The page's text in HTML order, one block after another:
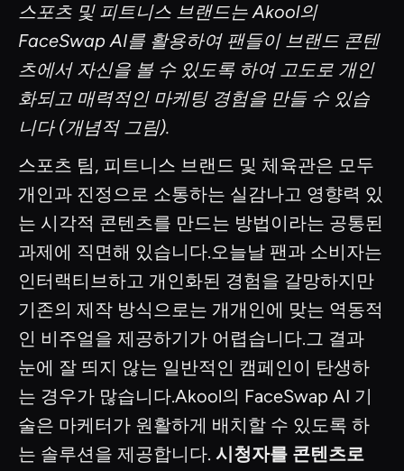
스포츠 및 피트니스 브랜드는 Akool의
FaceSwap AI를 활용하여 팬들이 브랜드 콘텐
츠에서 자신을 볼 수 있도록 하여 고도로 개인
화되고 매력적인 마케팅 경험을 만들 수 있습
니다 (개념적 그림).
스포츠 팀, 피트니스 브랜드 및 체육관은 모두
개인과 진정으로 소통하는 실감나고 영향력 있
는 시각적 콘텐츠를 만드는 방법이라는 공통된
과제에 직면해 있습니다.오늘날 팬과 소비자는
인터랙티브하고 개인화된 경험을 갈망하지만
기존의 제작 방식으로는 개개인에 맞는 역동적
인 비주얼을 제공하기가 어렵습니다.그 결과
눈에 잘 띄지 않는 일반적인 캠페인이 탄생하
는 경우가 많습니다.Akool의 FaceSwap AI 기
술은 마케터가 원활하게 배치할 수 있도록 하
는 솔루션을 제공합니다. 시청자를 콘텐츠로